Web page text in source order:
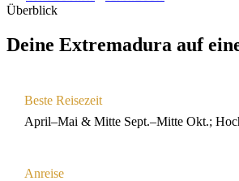
Überblick
Deine Extremadura auf
Beste Reisezeit
April–Mai & Mitte Sept.–Mitte Okt.;
Anreise